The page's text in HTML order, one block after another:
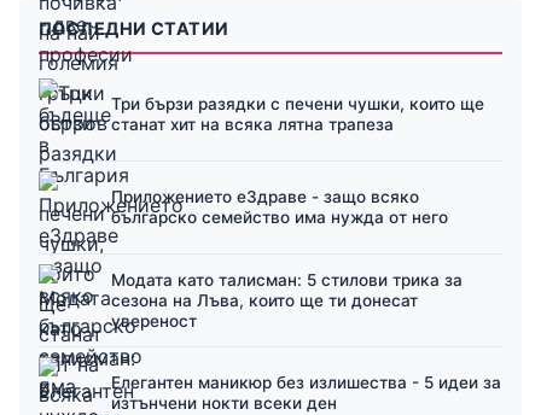
ПОСЛЕДНИ СТАТИИ
Три бързи разядки с печени чушки, които ще
станат хит на всяка лятна трапеза
Приложението еЗдраве - защо всяко
българско семейство има нужда от него
Модата като талисман: 5 стилови трика за
сезона на Лъва, които ще ти донесат
увереност
Елегантен маникюр без излишества - 5 идеи за
изтънчени нокти всеки ден